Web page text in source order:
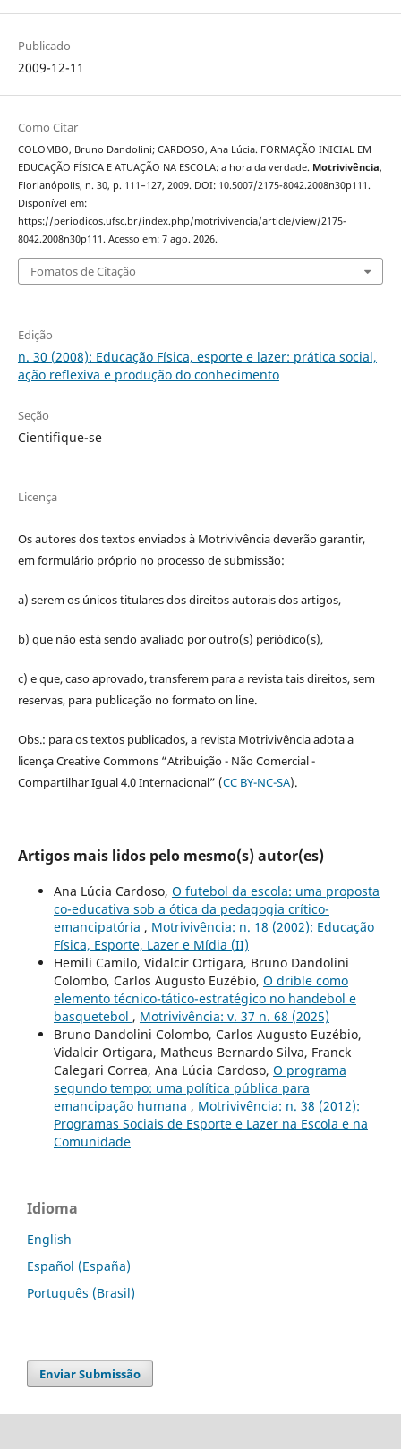
Publicado
2009-12-11
Como Citar
COLOMBO, Bruno Dandolini; CARDOSO, Ana Lúcia. FORMAÇÃO INICIAL EM
EDUCAÇÃO FÍSICA E ATUAÇÃO NA ESCOLA: a hora da verdade. Motrivivência,
Florianópolis, n. 30, p. 111–127, 2009. DOI: 10.5007/2175-8042.2008n30p111.
Disponível em:
https://periodicos.ufsc.br/index.php/motrivivencia/article/view/2175-
8042.2008n30p111. Acesso em: 7 ago. 2026.
Fomatos de Citação
Edição
n. 30 (2008): Educação Física, esporte e lazer: prática social,
ação reflexiva e produção do conhecimento
Seção
Cientifique-se
Licença
Os autores dos textos enviados à Motrivivência deverão garantir,
em formulário próprio no processo de submissão:
a) serem os únicos titulares dos direitos autorais dos artigos,
b) que não está sendo avaliado por outro(s) periódico(s),
c) e que, caso aprovado, transferem para a revista tais direitos, sem
reservas, para publicação no formato on line.
Obs.: para os textos publicados, a revista Motrivivência adota a
licença Creative Commons “Atribuição - Não Comercial -
Compartilhar Igual 4.0 Internacional” (CC BY-NC-SA).
Artigos mais lidos pelo mesmo(s) autor(es)
Ana Lúcia Cardoso, O futebol da escola: uma proposta
co-educativa sob a ótica da pedagogia crítico-
emancipatória , Motrivivência: n. 18 (2002): Educação
Física, Esporte, Lazer e Mídia (II)
Hemili Camilo, Vidalcir Ortigara, Bruno Dandolini
Colombo, Carlos Augusto Euzébio, O drible como
elemento técnico-tático-estratégico no handebol e
basquetebol , Motrivivência: v. 37 n. 68 (2025)
Bruno Dandolini Colombo, Carlos Augusto Euzébio,
Vidalcir Ortigara, Matheus Bernardo Silva, Franck
Calegari Correa, Ana Lúcia Cardoso, O programa
segundo tempo: uma política pública para
emancipação humana , Motrivivência: n. 38 (2012):
Programas Sociais de Esporte e Lazer na Escola e na
Comunidade
Idioma
English
Español (España)
Português (Brasil)
Enviar Submissão